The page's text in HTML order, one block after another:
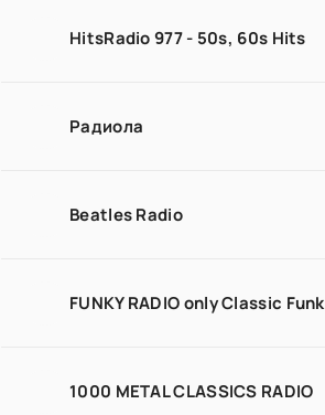
HitsRadio 977 - 50s, 60s Hits
Радиола
Beatles Radio
FUNKY RADIO only Classic Funk
1000 METAL CLASSICS RADIO